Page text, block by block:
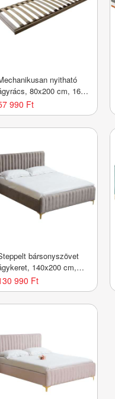
nyitható
80x200 cm, 16
nyírfa - ANIS -
990 Ft
bársonyszövet
140x200 cm,
- PALACE -
990 Ft